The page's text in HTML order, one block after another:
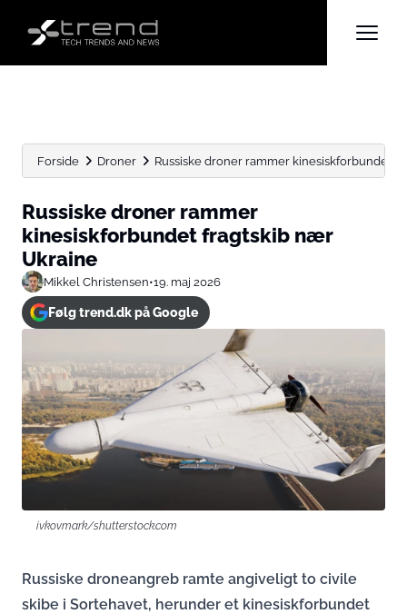
Forside Droner Russiske droner rammer kinesiskforbundet
Russiske droner rammer
kinesiskforbundet fragtskib nær
Ukraine
Mikkel Christensen•19. maj 2026
Følg trend.dk på Google
ivkovmark/shutterstock.com
Russiske droneangreb ramte angiveligt to civile
skibe i Sortehavet, herunder et kinesiskforbundet